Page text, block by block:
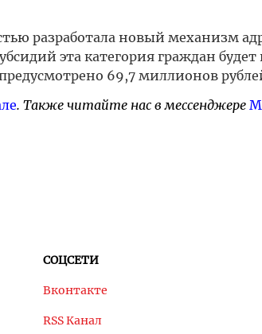
разработала новый механизм
эта категория граждан будет
69,7 миллионов
. Также читайте нас в мессенджере
СОЦСЕТИ
Вконтакте
RSS Канал